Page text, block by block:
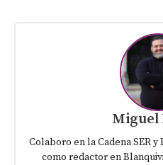
Miguel
Colaboro en la Cadena SER
como redactor en